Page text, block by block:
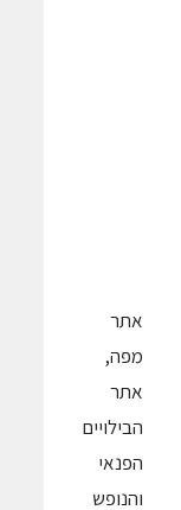
אתר
מפה,
אתר
הבילויים
הפנאי
והנופש